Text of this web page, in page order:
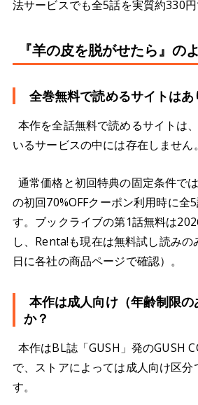
法サービスでも全5話を実質約330円
『羊の皮を脱がせたら』の
全巻無料で読めるサイトはあ
本作を全話無料で読めるサイトは
いるサービスの中には存在しません。
通常価格と初回特典の固定条件で
の初回70%OFFクーポン利用時に全
す。ブックライブの第1話無料は
し、Renta!も現在は無料試し読み
日に各社の商品ページで確認）。
本作は成人向け（年齢制限
か？
本作はBL誌「GUSH」発のGUSH
で、ストアによっては成人向け区分
す。